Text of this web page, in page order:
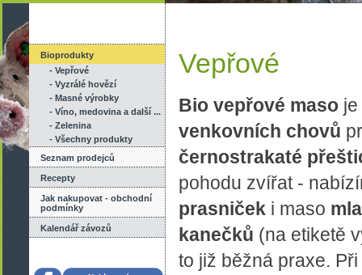
Bioprodukty
- Vepřové
- Vyzrálé hovězí
- Masné výrobky
- Víno, medovina a další ...
- Zelenina
- Všechny produkty
Seznam prodejců
Recepty
Jak nakupovat - obchodní
podmínky
Kalendář závozů
Vepřové
Bio vepřové maso
venkovních chovů
černostrakaté
pohodu zvířat -
prasniček i maso
kanečků (na etiketě
to již běžná praxe.